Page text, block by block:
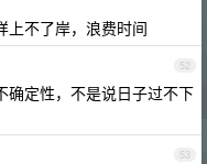
上不了岸，浪费时间
52
确定性，不是说日子过不下
53